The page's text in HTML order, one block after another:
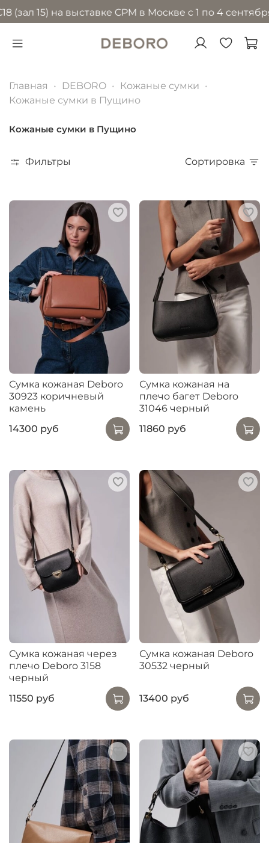
на выставке CPM в Москве с 1 по 4 сентября
Главная DEBORO
Кожаные сумки
Кожаные сумки в Пущино
Кожаные сумки в Пущино
Фильтры Сортировка
Сумка кожаная Deboro
30923 коричневый
камень
14300 руб
Сумка кожаная на
плечо багет Deboro
31046 черный
11860 руб
Сумка кожаная через
плечо Deboro 3158
черный
11550 руб
Сумка кожаная Deboro
30532 черный
13400 руб